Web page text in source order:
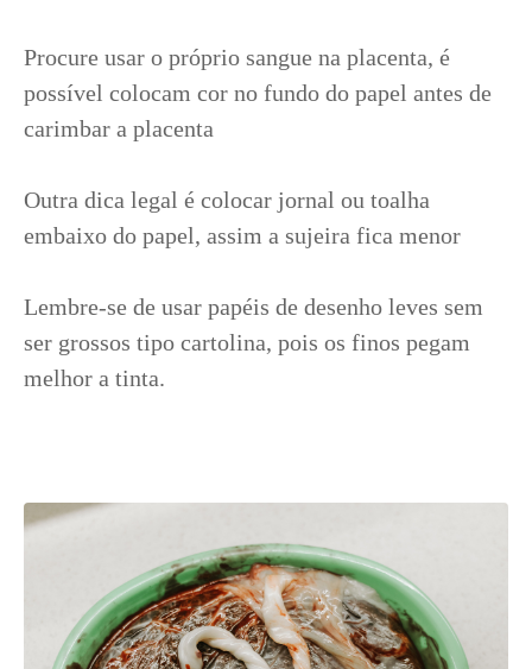
Procure usar o próprio sangue na placenta, é
possível colocam cor no fundo do papel antes de
carimbar a placenta
Outra dica legal é colocar jornal ou toalha
embaixo do papel, assim a sujeira fica menor
Lembre-se de usar papéis de desenho leves sem
ser grossos tipo cartolina, pois os finos pegam
melhor a tinta.